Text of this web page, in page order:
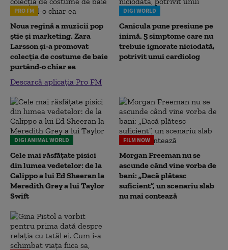
PRO FM
Noua regină a muzicii pop
știe și marketing. Zara
Larsson și-a promovat
colecția de costume de baie
purtând-o chiar ea
Descarcă aplicația Pro FM
DIGI WORLD
Canicula pune presiune pe
inimă. 5 simptome care nu
trebuie ignorate niciodată,
potrivit unui cardiolog
DIGI ANIMAL WORLD
Cele mai răsfățate pisici
din lumea vedetelor: de la
Calippo a lui Ed Sheeran la
Meredith Grey a lui Taylor
Swift
FILM NOW
Morgan Freeman nu se
ascunde când vine vorba de
bani: „Dacă plătesc
suficient”, un scenariu slab
nu mai contează